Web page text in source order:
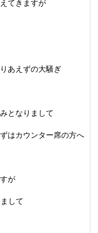
てきますが
あえずの大騒ぎ
となりまして
はカウンター席の方へ
が
して